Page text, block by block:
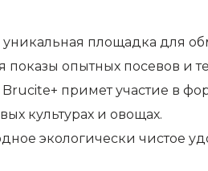
уникальная площадка для
показы опытных посевов и
Brucite+ примет участие в
культурах и овощах.
экологически чистое